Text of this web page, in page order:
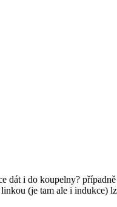
i do koupelny?
(je tam ale i indukce)